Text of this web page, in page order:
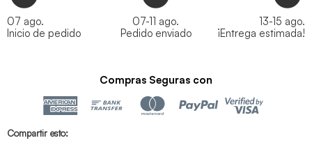
07 ago.
Inicio de pedido
07-11 ago.
Pedido enviado
13-15 ago.
¡Entrega estimada!
Compras Seguras con
Compartir esto: